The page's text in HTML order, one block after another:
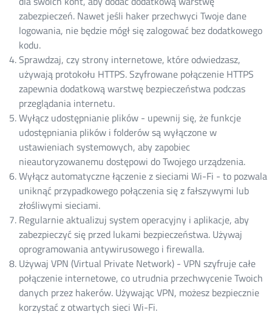
zabezpieczeń. Nawet jeśli haker przechwyci Twoje dane
logowania, nie będzie mógł się zalogować bez dodatkowego
kodu.
Sprawdzaj, czy strony internetowe, które odwiedzasz,
używają protokołu HTTPS. Szyfrowane połączenie HTTPS
zapewnia dodatkową warstwę bezpieczeństwa podczas
przeglądania internetu.
Wyłącz udostępnianie plików - upewnij się, że funkcje
udostępniania plików i folderów są wyłączone w
ustawieniach systemowych, aby zapobiec
nieautoryzowanemu dostępowi do Twojego urządzenia.
Wyłącz automatyczne łączenie z sieciami Wi-Fi - to pozwala
uniknąć przypadkowego połączenia się z fałszywymi lub
złośliwymi sieciami.
Regularnie aktualizuj system operacyjny i aplikacje, aby
zabezpieczyć się przed lukami bezpieczeństwa. Używaj
oprogramowania antywirusowego i firewalla.
Używaj VPN (Virtual Private Network) - VPN szyfruje całe
połączenie internetowe, co utrudnia przechwycenie Twoich
danych przez hakerów. Używając VPN, możesz bezpiecznie
korzystać z otwartych sieci Wi-Fi.